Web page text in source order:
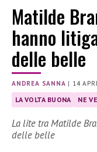
Matilde
hanno
delle belle
ANDREA SANNA | 14
LA VOLTA BUONA NE
La lite tra Matilde
delle belle